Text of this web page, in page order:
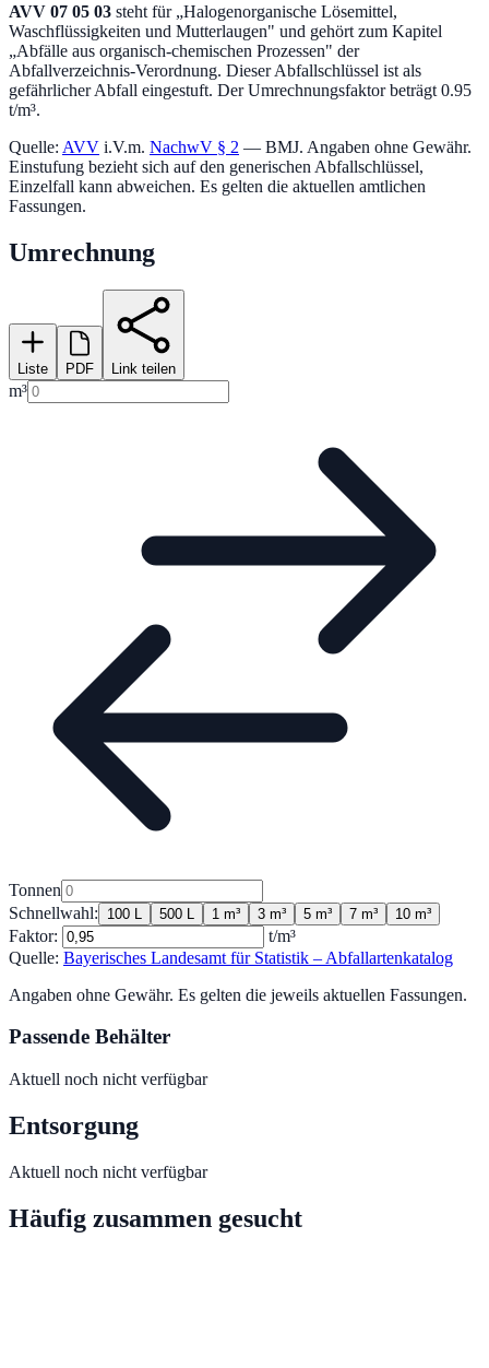
AVV 07 05 03 steht für „Halogenorganische Lösemittel,
Waschflüssigkeiten und Mutterlaugen" und gehört zum Kapitel
„Abfälle aus organisch-chemischen Prozessen" der
Abfallverzeichnis-Verordnung. Dieser Abfallschlüssel ist als
gefährlicher Abfall eingestuft. Der Umrechnungsfaktor beträgt 0.95
t/m³.
Quelle: AVV i.V.m. NachwV § 2 — BMJ. Angaben ohne Gewähr.
Einstufung bezieht sich auf den generischen Abfallschlüssel,
Einzelfall kann abweichen. Es gelten die aktuellen amtlichen
Fassungen.
Umrechnung
Liste PDF Link teilen
m³
Tonnen
Schnellwahl:
100 L 500 L 1 m³ 3 m³ 5 m³ 7 m³ 10 m³
Faktor:
t/m³
Quelle: Bayerisches Landesamt für Statistik – Abfallartenkatalog
Angaben ohne Gewähr. Es gelten die jeweils aktuellen Fassungen.
Passende Behälter
Aktuell noch nicht verfügbar
Entsorgung
Aktuell noch nicht verfügbar
Häufig zusammen gesucht